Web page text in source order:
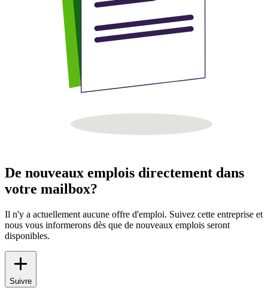
De nouveaux emplois directement dans
votre mailbox?
Il n'y a actuellement aucune offre d'emploi. Suivez cette entreprise et
nous vous informerons dès que de nouveaux emplois seront
disponibles.
Suivre